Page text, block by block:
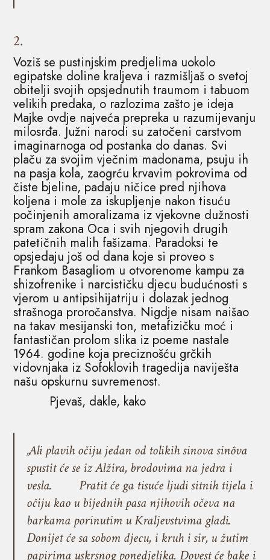
2.
Voziš se pustinjskim predjelima uokolo
egipatske doline kraljeva i razmišljaš o svetoj
obitelji svojih opsjednutih traumom i tabuom
velikih predaka, o razlozima zašto je ideja
Majke ovdje najveća prepreka u razumijevanju
milosrđa. Južni narodi su zatočeni carstvom
imaginarnoga od postanka do danas. Svi
plaču za svojim vječnim madonama, psuju ih
na pasja kola, zaogrću krvavim pokrovima od
čiste bjeline, padaju ničice pred njihova
koljena i mole za iskupljenje nakon tisuću
počinjenih amoralizama iz vjekovne dužnosti
spram zakona Oca i svih njegovih drugih
patetičnih malih fašizama. Paradoksi te
opsjedaju još od dana koje si proveo s
Frankom Basagliom u otvorenome kampu za
shizofrenike i narcističku djecu budućnosti s
vjerom u antipsihijatriju i dolazak jednog
strašnoga proročanstva. Nigdje nisam naišao
na takav mesijanski ton, metafizičku moć i
fantastičan prolom slika iz poeme nastale
1964. godine koja preciznošću grčkih
vidovnjaka iz Sofoklovih tragedija naviješta
našu opskurnu suvremenost.
Pjevaš, dakle, kako
„Ali plavih očiju jedan od tolikih sinova sinôva
spustit će se iz Alžira, brodovima na jedra i
vesla.
Pratit će ga tisuće ljudi sitnih tijela i
očiju kao u bijednih pasa njihovih očeva na
barkama porinutim u Kraljevstvima gladi.
Donijet će sa sobom djecu, i kruh i sir, u žutim
papirima uskrsnog ponedjeljka. Dovest će bake i